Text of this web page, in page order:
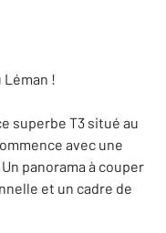
Léman !
superbe T3 situé au
avec une
panorama à couper
et un cadre de